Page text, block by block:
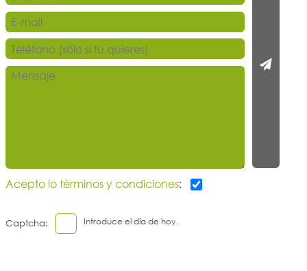
Acepto lo términos y condiciones:
Captcha: Introduce el día de hoy.